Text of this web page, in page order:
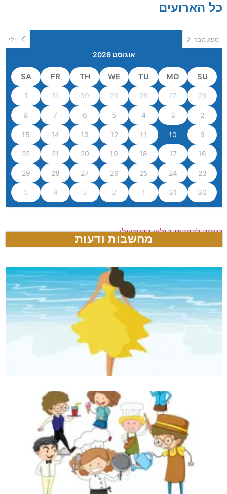
כל הארועים
יולי
אוגוסט 2026
ספטמבר
SU
MO
TU
WE
TH
FR
SA
26
27
28
29
30
31
1
2
3
4
5
6
7
8
9
10
11
12
13
14
15
16
17
18
19
20
21
22
23
24
25
26
27
28
29
30
31
1
2
3
4
5
כניסה לדפדוף בגליון הדיגטאלי
מחשבות ודעות